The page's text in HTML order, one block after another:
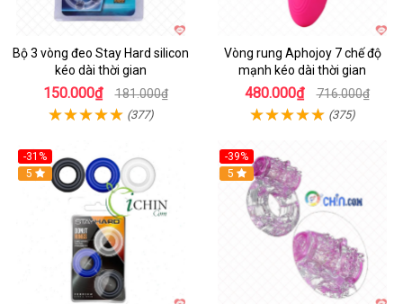
Bộ 3 vòng đeo Stay Hard silicon
kéo dài thời gian
150.000₫ 181.000₫
(377)
Vòng rung Aphojoy 7 chế độ
mạnh kéo dài thời gian
480.000₫ 716.000₫
(375)
-31%
5
-39%
5